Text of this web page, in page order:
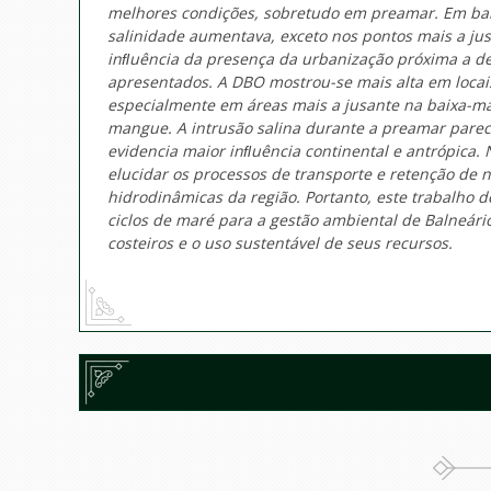
melhores condições, sobretudo em preamar. Em
salinidade aumentava, exceto nos pontos mais a
inﬂuência da presença da urbanização próxima a
apresentados. A DBO mostrou-se mais alta em
especialmente em áreas mais a jusante na baixa-
mangue. A intrusão salina durante a preamar
evidencia maior inﬂuência continental e antrópica.
elucidar os processos de transporte e retenção
hidrodinâmicas da região. Portanto, este trabalho
ciclos de maré para a gestão ambiental de
costeiros e o uso sustentável de seus recursos.